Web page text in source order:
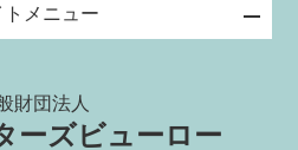
トメニュー
財団法人
ーズビューロー